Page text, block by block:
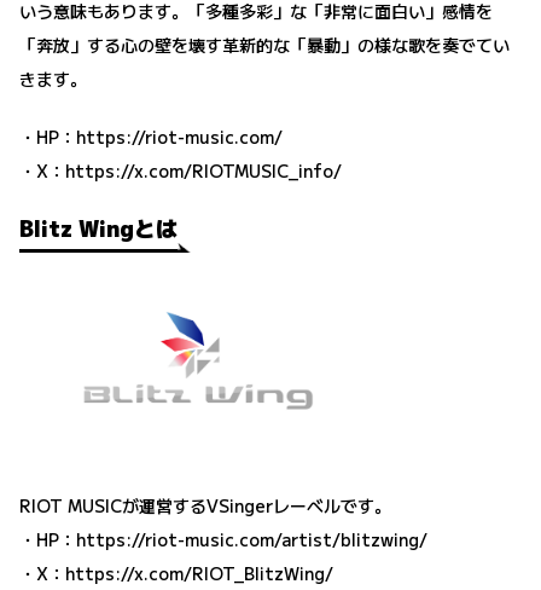
いう意味もあります。「多種多彩」な「非常に面白い」感情を
「奔放」する心の壁を壊す革新的な「暴動」の様な歌を奏でてい
きます。
・HP： https://riot-music.com/
・X： https://x.com/RIOTMUSIC_info/
Blitz Wingとは
RIOT MUSICが運営するVSingerレーベルです。
・HP： https://riot-music.com/artist/blitzwing/
・X： https://x.com/RIOT_BlitzWing/